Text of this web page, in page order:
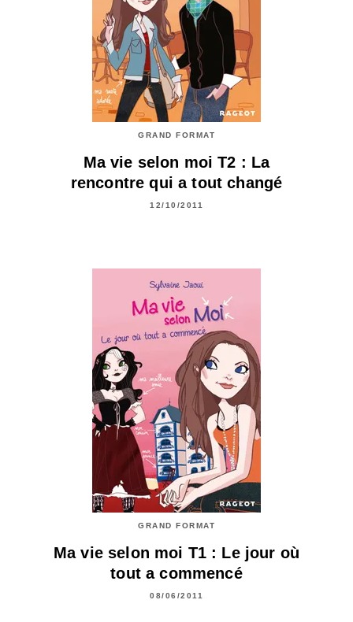
GRAND FORMAT
Ma vie selon moi T2 : La
rencontre qui a tout changé
12/10/2011
GRAND FORMAT
Ma vie selon moi T1 : Le jour où
tout a commencé
08/06/2011